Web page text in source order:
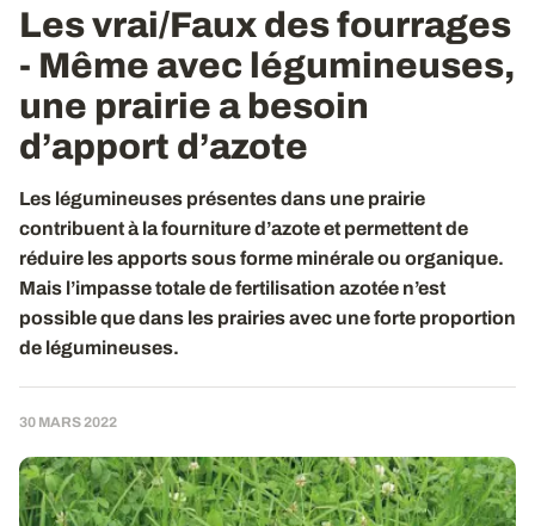
Les vrai/Faux des fourrages
- Même avec légumineuses,
une prairie a besoin
d’apport d’azote
Les légumineuses présentes dans une prairie
contribuent à la fourniture d’azote et permettent de
réduire les apports sous forme minérale ou organique.
Mais l’impasse totale de fertilisation azotée n’est
possible que dans les prairies avec une forte proportion
de légumineuses.
30 MARS 2022